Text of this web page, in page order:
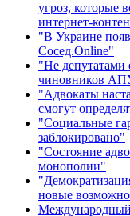
угроз, которые
интернет-
"В Украине
Сосед.Online"
"Не
чиновников
"Адвокаты
смогут
"Социальные
заблокировано"
"Состояние
монополии"
новые